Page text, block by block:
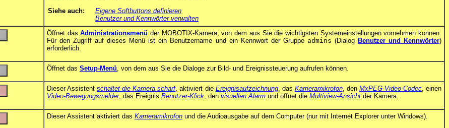
Siehe auch:
Eigene Softbuttons definieren
Benutzer und Kennwörter verwalten
Öffnet dasAdministrationsmenü der MOBOTIX-Kamera, von dem aus Sie die wichtigsten Systemeinstellungen vornehmen können.
Für den Zugriff auf dieses Menü ist ein Benutzername und ein Kennwort der Gruppe admins (Dialog Benutzer und Kennwörter)
erforderlich.
Öffnet das Setup-Menü , von dem aus Sie die Dialoge zur Bild- und Ereignissteuerung aufrufen können.
Dieser Assistentschaltet die Kamera scharf, aktiviert die Ereignisaufzeichnung, das Kameramikrofon, den MxPEG-Video-Codec, einen
Video-Bewegungsmelder, das Ereignis Benutzer-Klick , den visuellen Alarm und öffnet die Multiview-Ansicht der Kamera.
Dieser Assistent aktiviert das Kameramikrofon und die Audioausgabe auf dem Computer (nur mit Internet Explorer unter Windows).